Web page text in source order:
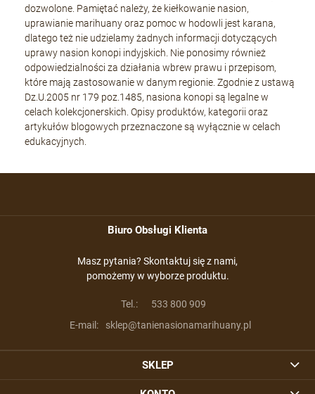
dozwolone. Pamiętać należy, że kiełkowanie nasion,
uprawianie marihuany oraz pomoc w hodowli jest karana,
dlatego też nie udzielamy żadnych informacji dotyczących
uprawy nasion konopi indyjskich. Nie ponosimy również
odpowiedzialności za działania wbrew prawu i przepisom,
które mają zastosowanie w danym regionie. Zgodnie z ustawą
Dz.U.2005 nr 179 poz.1485, nasiona konopi są legalne w
celach kolekcjonerskich. Opisy produktów, kategorii oraz
artykułów blogowych przeznaczone są wyłącznie w celach
edukacyjnych.
Biuro Obsługi Klienta
Masz pytania? Skontaktuj się z nami,
pomożemy w wyborze produktu.
Tel.:
533 800 909
E-mail:
sklep@tanienasionamarihuany.pl
SKLEP